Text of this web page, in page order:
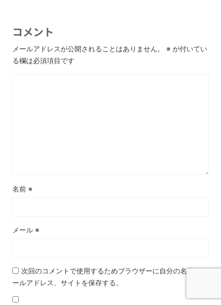
コメント
メールアドレスが公開されることはありません。 ※ が付いてい
る欄は必須項目です
名前 ※
メール ※
次回のコメントで使用するためブラウザーに自分の名前、メ
ールアドレス、サイトを保存する。